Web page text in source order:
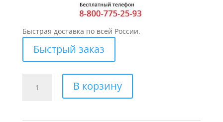
Быстрая доставка по всей России.
Быстрый заказ
товара
В корзину